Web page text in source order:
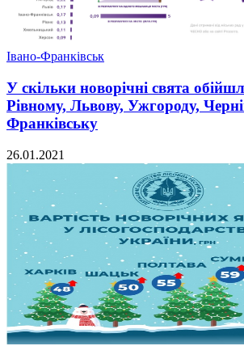
Івано-Франківськ
У скільки новорічні свята
Рівному, Львову, Ужгороду,
Франківську
26.01.2021